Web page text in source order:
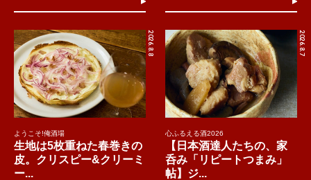
2026.8.8
ようこそ!俺酒場
生地は5枚重ねた春巻きの
皮。クリスピー&クリーミ
ー...
2026.8.7
心ふるえる酒2026
【日本酒達人たちの、家
呑み「リピートつまみ」
帖】ジ...